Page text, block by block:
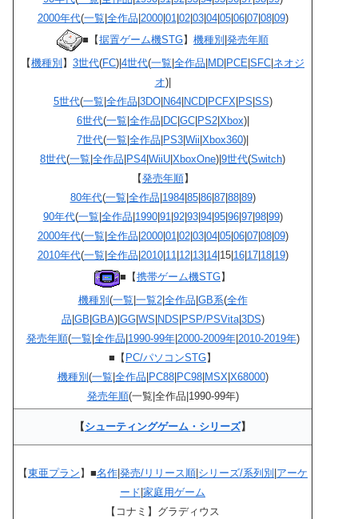
2000年代(一覧 全作品 2000| 01| 02| 03| 04| 05| 06| 07| 08| 09)
■【据置ゲーム機STG】 機種別 発売年順
【機種別 】 3世代(FC)| 4世代(一覧 全作品 MD PCE SFC ネオジ
オ)|
5世代(一覧 全作品 3DO| N64| NCD| PCFX| PS SS)
6世代(一覧 全作品 DC| GC| PS2| Xbox)|
7世代(一覧 全作品 PS3 Wii Xbox360)|
8世代(一覧 全作品 PS4 WiiU XboxOne)| 9世代(Switch)
【発売年順】
80年代(一覧 全作品 1984| 85| 86| 87| 88| 89)
90年代(一覧 全作品 1990| 91| 92| 93| 94| 95| 96| 97| 98| 99)
2000年代(一覧 全作品 2000| 01| 02| 03| 04| 05| 06| 07| 08| 09)
2010年代(一覧 全作品 2010| 11| 12| 13| 14|15| 16| 17| 18| 19)
■【携帯ゲーム機STG】
機種別 (一覧 一覧2| 全作品 GB系(全作
品 GB GBA)| GG| WS NDS PSP/PSVita|3DS)
発売年順(一覧 全作品 1990-99年| 2000-2009年| 2010-2019年)
■【 PC/パソコンSTG】
機種別 (一覧 全作品 PC88| PC98| MSX| X68000)
発売年順(一覧|全作品|1990-99年)
【シューティングゲーム・シリーズ】
【東亜プラン 】■名作 発売/リリース順 シリーズ/系列別 アーケ
ード 家庭用ゲーム
【コナミ】グラディウス